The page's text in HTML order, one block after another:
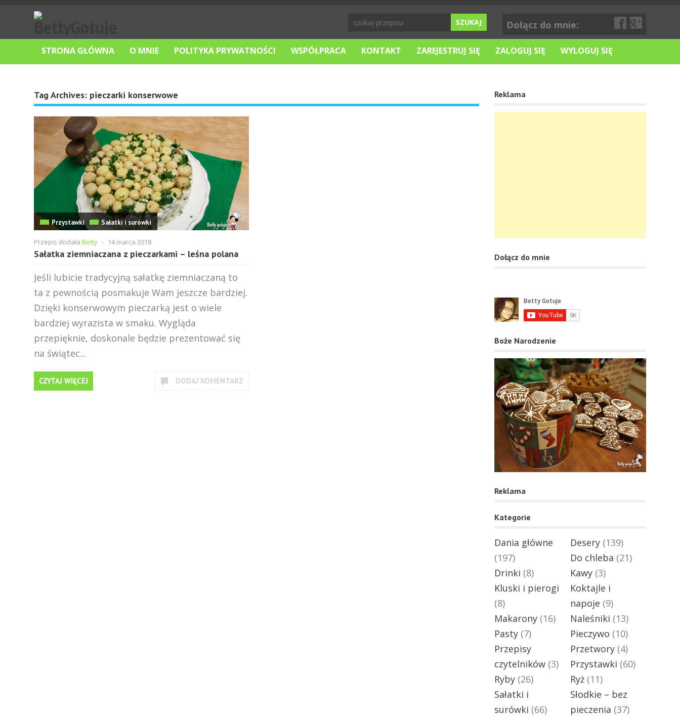
Dołącz do mnie:
STRONA GŁÓWNA O MNIE POLITYKA PRYWATNOŚCI WSPÓŁPRACA KONTAKT ZAREJESTRUJ SIĘ ZALOGUJ SIĘ WYLOGUJ SIĘ
Tag Archives: pieczarki konserwowe
Przystawki Sałatki i surówki
Przepis dodała Betty - 14 marca 2018
Sałatka ziemniaczana z pieczarkami – leśna polana
Jeśli lubicie tradycyjną sałatkę ziemniaczaną to
ta z pewnością posmakuje Wam jeszcze bardziej.
Dzięki konserwowym pieczarką jest o wiele
bardziej wyrazista w smaku. Wygląda
przepięknie, doskonale będzie prezentować się
na świątec...
CZYTAJ WIĘCEJ DODAJ KOMENTARZ
Reklama
Dołącz do mnie
Boże Narodzenie
Reklama
Kategorie
Dania główne
(197)
Desery (139)
Do chleba (21)
Drinki (8) Kawy (3)
Kluski i pierogi
(8)
Koktajle i
napoje (9)
Makarony (16) Naleśniki (13)
Pasty (7) Pieczywo (10)
Przepisy
czytelników (3)
Przetwory (4)
Przystawki (60)
Ryby (26) Ryż (11)
Sałatki i
surówki (66)
Słodkie – bez
pieczenia (37)